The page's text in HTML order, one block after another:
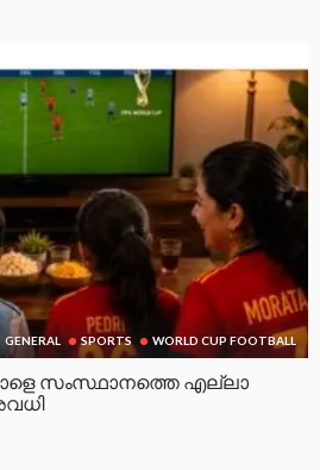
GENERAL SPORTS WORLD CUP FOOTBALL
സംസ്ഥാനത്തെ എല്ലാ